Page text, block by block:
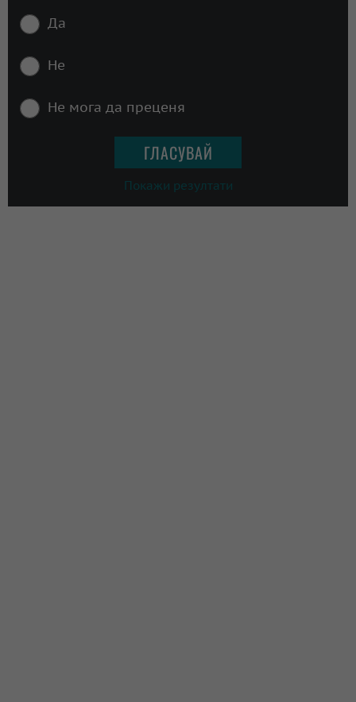
Да
Не
Не мога да преценя
Покажи резултати